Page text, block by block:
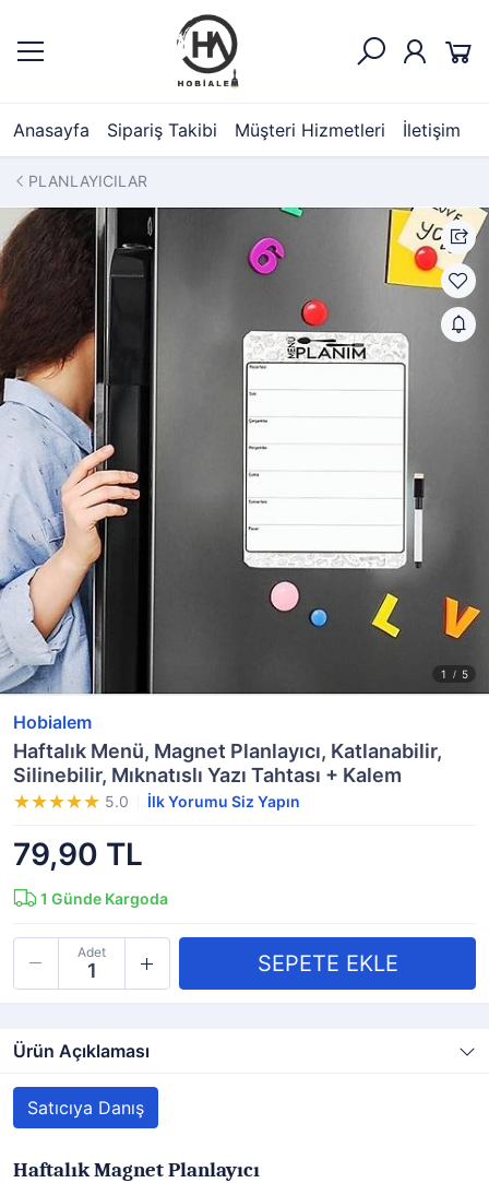
Anasayfa Sipariş Takibi Müşteri Hizmetleri İletişim
PLANLAYICILAR
Hobialem
Haftalık Menü, Magnet Planlayıcı, Katlanabilir,
Silinebilir, Mıknatıslı Yazı Tahtası + Kalem
5.0 İlk Yorumu Siz Yapın
79,90 TL
1 Günde Kargoda
Adet
Ürün Açıklaması
Satıcıya Danış
Haftalık Magnet Planlayıcı